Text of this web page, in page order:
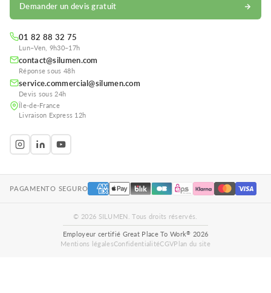
Demander un devis gratuit
01 82 88 32 75
Lun–Ven, 9h30–17h
contact@silumen.com
Réponse sous 48h
service.commercial@silumen.com
Devis sous 24h
Île-de-France
Livraison Express 12h
PAGAMENTO SEGURO
© 2026 SILUMEN. Tous droits réservés.
Employeur certifié Great Place To Work® 2026
Mentions légalesConfidentialitéCGVPlan du site